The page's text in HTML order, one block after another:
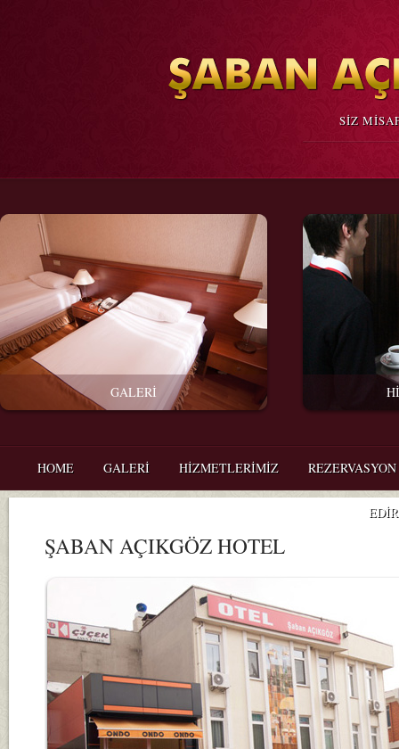
SİZ
GALERİ
HOME GALERİ HİZMETLERİMİZ REZERVASYON
ŞABAN AÇIKGÖZ HOTEL